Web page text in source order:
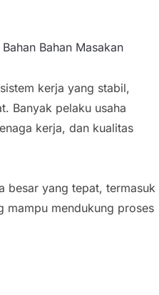
Bahan Bahan Masakan
kerja yang stabil,
Banyak pelaku usaha
kerja, dan kualitas
besar yang tepat, termasuk
mampu mendukung proses